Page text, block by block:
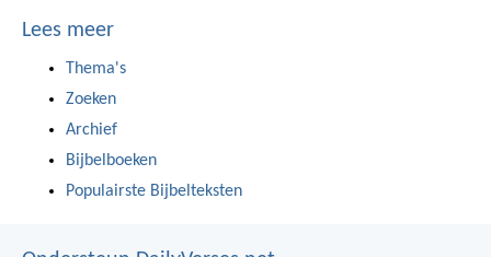
Lees meer
Thema's
Zoeken
Archief
Bijbelboeken
Populairste Bijbelteksten